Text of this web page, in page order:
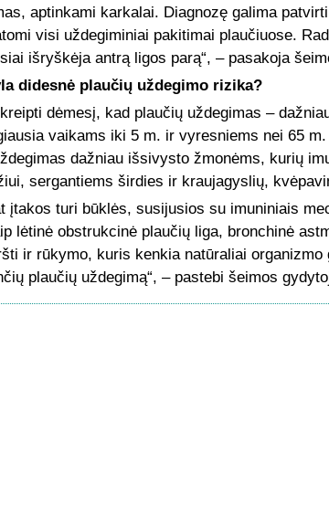
aptinkami karkalai. Diagnozę galima
visi uždegiminiai pakitimai plaučiuose.
išryškėja antrą ligos parą“, – pasakoja
didesnė plaučių uždegimo rizika?
dėmesį, kad plaučių uždegimas –
vaikams iki 5 m. ir vyresniems nei 65
dažniau išsivysto žmonėms, kurių
sergantiems širdies ir kraujagyslių,
įtakos turi būklės, susijusios su imuniniais
lėtinė obstrukcinė plaučių liga, bronchinė
ir rūkymo, kuris kenkia natūraliai
plaučių uždegimą“, – pastebi šeimos